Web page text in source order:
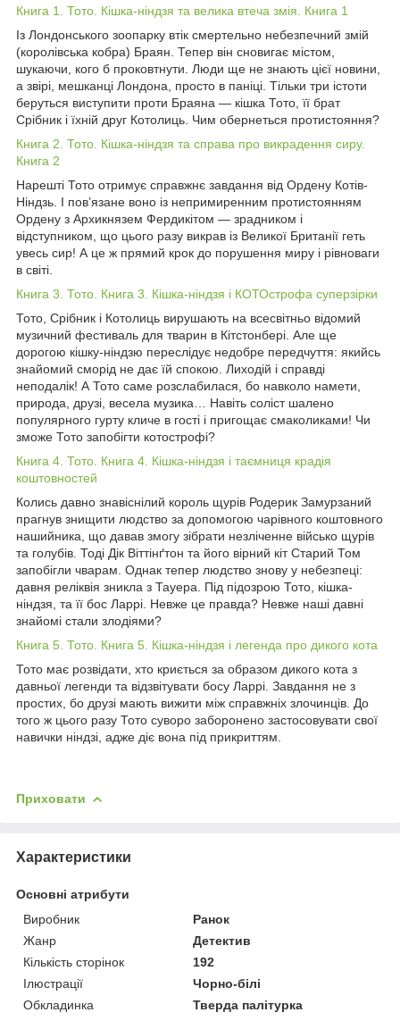
Книга 1. Тото. Кішка-ніндзя та велика втеча змія. Книга 1
Із Лондонського зоопарку втік смертельно небезпечний змій
(королівська кобра) Браян. Тепер він сновигає містом,
шукаючи, кого б проковтнути. Люди ще не знають цієї новини,
а звірі, мешканці Лондона, просто в паніці. Тільки три істоти
беруться виступити проти Браяна — кішка Тото, її брат
Срібник і їхній друг Котолиць. Чим обернеться протистояння?
Книга 2. Тото. Кішка-ніндзя та справа про викрадення сиру.
Книга 2
Нарешті Тото отримує справжнє завдання від Ордену Котів-
Ніндзь. І пов’язане воно із непримиренним протистоянням
Ордену з Архикнязем Фердикітом — зрадником і
відступником, що цього разу викрав із Великої Британії геть
увесь сир! А це ж прямий крок до порушення миру і рівноваги
в світі.
Книга 3. Тото. Книга 3. Кішка-ніндзя і КОТОстрофа суперзірки
Тото, Срібник і Котолиць вирушають на всесвітньо відомий
музичний фестиваль для тварин в Кітстонбері. Але ще
дорогою кішку-ніндзю переслідує недобре передчуття: якийсь
знайомий сморід не дає їй спокою. Лиходій і справді
неподалік! А Тото саме розслабилася, бо навколо намети,
природа, друзі, весела музика… Навіть соліст шалено
популярного гурту кличе в гості і пригощає смаколиками! Чи
зможе Тото запобігти котострофі?
Книга 4. Тото. Книга 4. Кішка-ніндзя і таємниця крадія
коштовностей
Колись давно знавіснілий король щурів Родерик Замурзаний
прагнув знищити людство за допомогою чарівного коштовного
нашийника, що давав змогу зібрати незліченне військо щурів
та голубів. Тоді Дік Віттінґтон та його вірний кіт Старий Том
запобігли чварам. Однак тепер людство знову у небезпеці:
давня реліквія зникла з Тауера. Під підозрою Тото, кішка-
ніндзя, та її бос Ларрі. Невже це правда? Невже наші давні
знайомі стали злодіями?
Книга 5. Тото. Книга 5. Кішка-ніндзя і легенда про дикого кота
Тото має розвідати, хто криється за образом дикого кота з
давньої легенди та відзвітувати босу Ларрі. Завдання не з
простих, бо друзі мають вижити між справжніх злочинців. До
того ж цього разу Тото суворо заборонено застосовувати свої
навички ніндзі, адже діє вона під прикриттям.
Приховати
Характеристики
Основні атрибути
Виробник
Ранок
Жанр
Детектив
Кількість сторінок
192
Ілюстрації
Чорно-білі
Обкладинка
Тверда палітурка